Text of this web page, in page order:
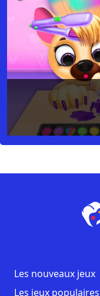
Les nouveaux jeux
Les jeux populaires